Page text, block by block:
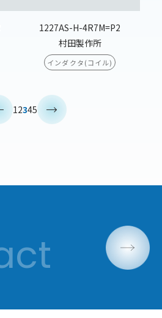
1227AS-H-4R7M=P2
村田製作所
インダクタ(コイル)
12345